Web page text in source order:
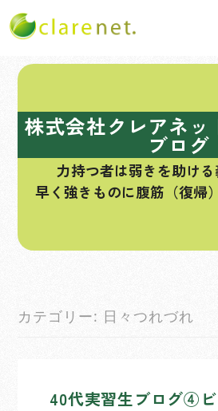
株式会社クレアネッ
ブログ
力持つ者は弱きを助ける
早く強きものに腹筋（復帰
カテゴリー: 日々つれづれ
40代実習生ブログ④